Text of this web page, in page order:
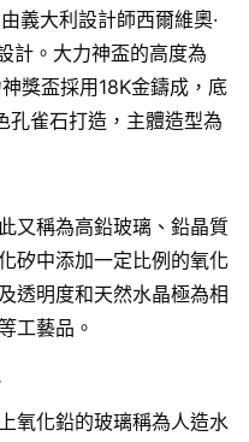
義大利設計師西爾維奧·
計。大力神盃的高度為
獎盃採用18K金鑄成，底
孔雀石打造，主體造型為
又稱為高鉛玻璃、鉛晶質
矽中添加一定比例的氧化
透明度和天然水晶極為相
工藝品。
氧化鉛的玻璃稱為人造水